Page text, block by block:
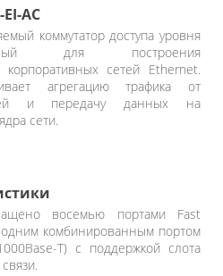
AC
коммутатор доступа уровня
для построения
корпоративных сетей Ethernet.
агрегацию трафика от
и передачу данных на
сети.
восемью портами Fast
комбинированным портом
T) с поддержкой слота